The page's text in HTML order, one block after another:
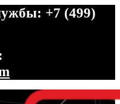
+7 (499)